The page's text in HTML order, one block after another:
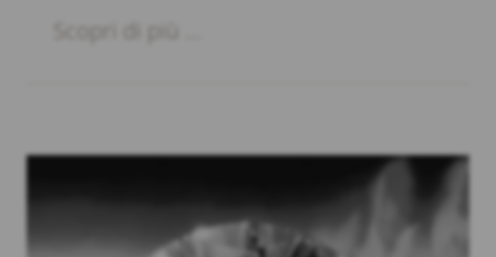
Scopri di più ...